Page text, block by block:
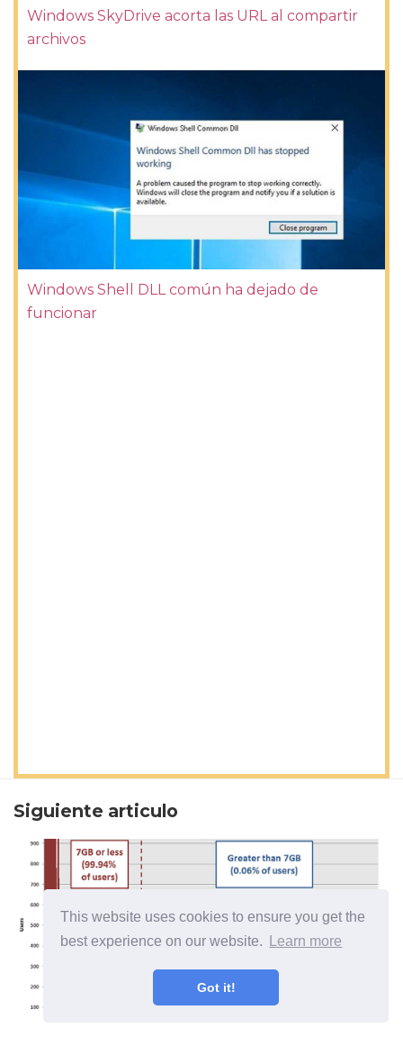
This website uses cookies to ensure you get the
best experience on our website.
Learn more
Got it!
Windows SkyDrive acorta las URL al compartir
archivos
Windows Shell DLL común ha dejado de
funcionar
Siguiente articulo